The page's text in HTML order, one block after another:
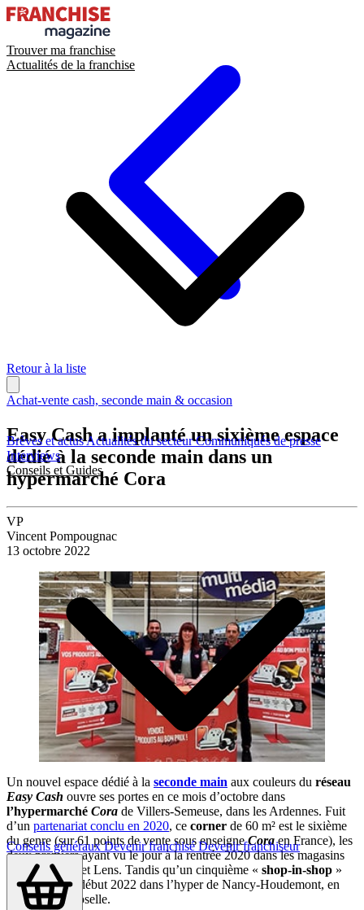
Trouver ma franchise
Actualités de la franchise
Brèves et actusActualités du secteurCommuniqués de presse
Interviews
Conseils et Guides
Conseils générauxDevenir franchiséDevenir franchiseur
Retour à la liste
Achat-vente cash, seconde main & occasion
Easy Cash a implanté un sixième espace
dédié à la seconde main dans un
hypermarché Cora
VP
Vincent Pompougnac
13 octobre 2022
Un nouvel espace dédié à la seconde main aux couleurs du réseau
Easy Cash ouvre ses portes en ce mois d’octobre dans
l’hypermarché Cora de Villers-Semeuse, dans les Ardennes. Fuit
d’un partenariat conclu en 2020, ce corner de 60 m² est le sixième
du genre (sur 61 points de vente sous enseigneCoraen France), les
deux premiers ayant vu le jour à la rentrée 2020 dans les magasins
Corade Metz et Lens. Tandis qu’un cinquième « shop-in-shop »
s’était installé début 2022 dans l’hyper de Nancy-Houdemont, en
Meurthe-et-Moselle.